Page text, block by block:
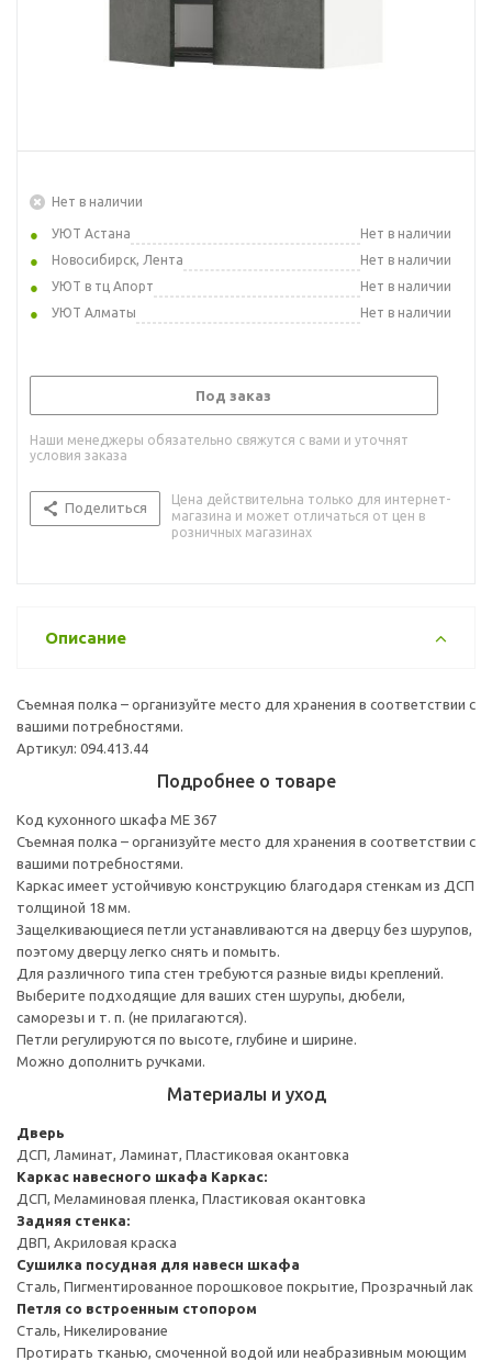
Нет в наличии
УЮТ Астана
Нет в наличии
Новосибирск, Лента
Нет в наличии
УЮТ в тц Апорт
Нет в наличии
УЮТ Алматы
Нет в наличии
Под заказ
Наши менеджеры обязательно свяжутся с вами и уточнят
условия заказа
Поделиться
Цена действительна только для интернет-
магазина и может отличаться от цен в
розничных магазинах
Описание
Съемная полка – организуйте место для хранения в соответствии с
вашими потребностями.
Артикул: 094.413.44
Подробнее о товаре
Код кухонного шкафа ME 367
Съемная полка – организуйте место для хранения в соответствии с
вашими потребностями.
Каркас имеет устойчивую конструкцию благодаря стенкам из ДСП
толщиной 18 мм.
Защелкивающиеся петли устанавливаются на дверцу без шурупов,
поэтому дверцу легко снять и помыть.
Для различного типа стен требуются разные виды креплений.
Выберите подходящие для ваших стен шурупы, дюбели,
саморезы и т. п. (не прилагаются).
Петли регулируются по высоте, глубине и ширине.
Можно дополнить ручками.
Материалы и уход
Дверь
ДСП, Ламинат, Ламинат, Пластиковая окантовка
Каркас навесного шкафа Каркас:
ДСП, Меламиновая пленка, Пластиковая окантовка
Задняя стенка:
ДВП, Акриловая краска
Сушилка посудная для навесн шкафа
Сталь, Пигментированное порошковое покрытие, Прозрачный лак
Петля со встроенным стопором
Сталь, Никелирование
Протирать тканью, смоченной водой или неабразивным моющим